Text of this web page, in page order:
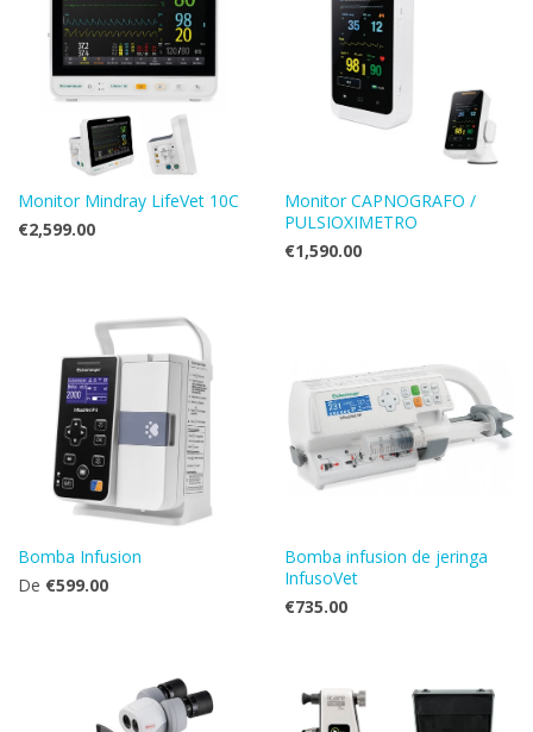
Monitor Mindray LifeVet 10C
€2,599.00
Monitor CAPNOGRAFO /
PULSIOXIMETRO
€1,590.00
Bomba Infusion
De €599.00
Bomba infusion de jeringa
InfusoVet
€735.00